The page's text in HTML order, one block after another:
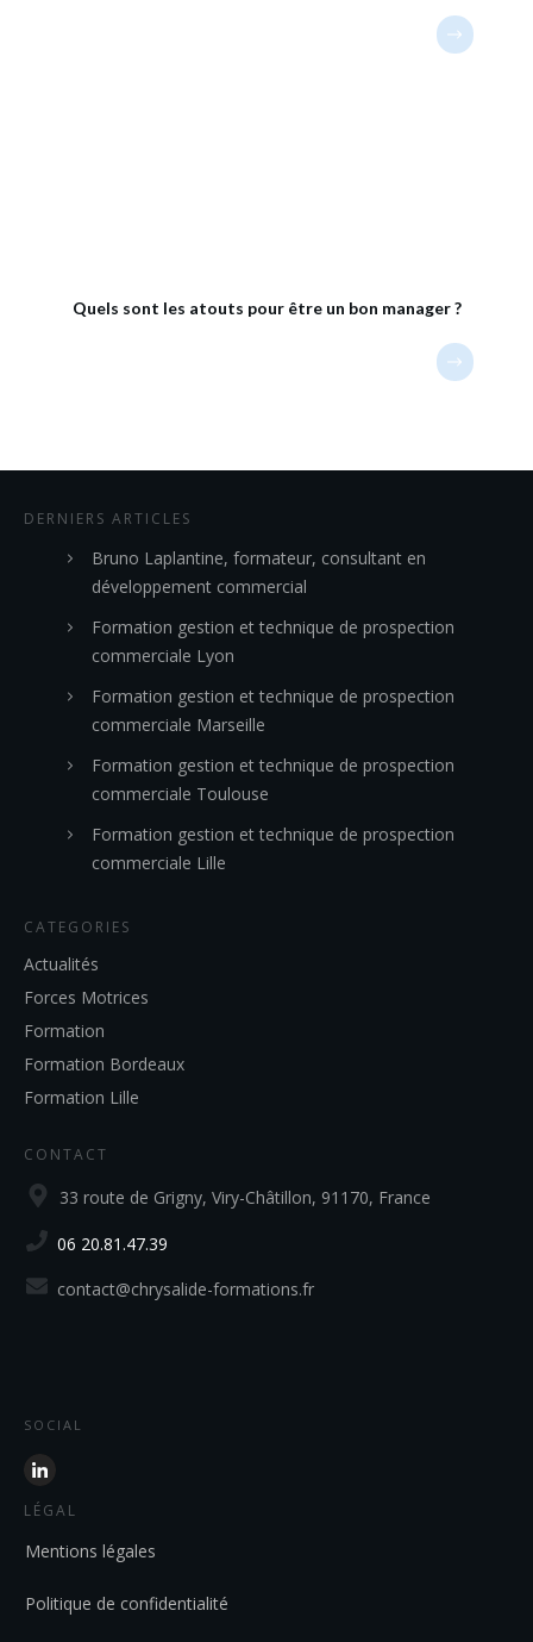
Quels sont les atouts pour être un bon manager ?
DERNIERS ARTICLES
Bruno Laplantine, formateur, consultant en
développement commercial
Formation gestion et technique de prospection
commerciale Lyon
Formation gestion et technique de prospection
commerciale Marseille
Formation gestion et technique de prospection
commerciale Toulouse
Formation gestion et technique de prospection
commerciale Lille
CATEGORIES
Actualités
Forces Motrices
Formation
Formation Bordeaux
Formation Lille
CONTACT
33 route de Grigny, Viry-Châtillon, 91170, France
06 20.81.47.39
contact@chrysalide-formations.fr
SOCIAL
LÉGAL
Mentions légales
Politique de confidentialité